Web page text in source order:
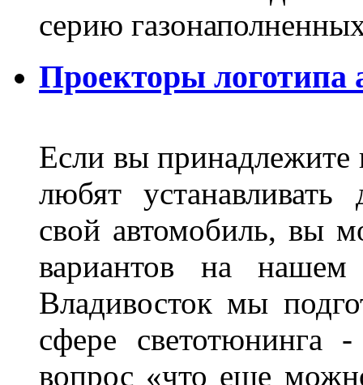
серию
Проекторы логотипа
Если вы принадлежите
любят устанавливать
свой автомобиль, вы
вариантов на
Владивосток мы
сфере светотюнинга
вопрос «что еще